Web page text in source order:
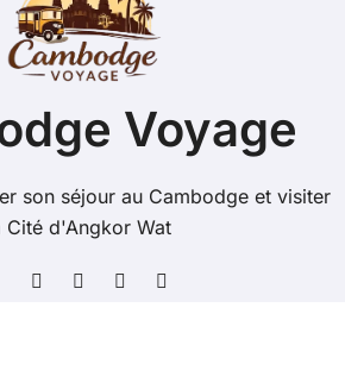
Voyage
son séjour au Cambodge et visiter
Cité d'Angkor Wat